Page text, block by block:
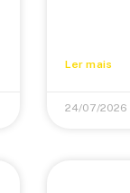
Ler mais
24/07/2026